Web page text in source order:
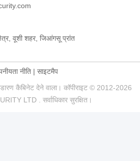
वूशी शहर, जिआंगसू प्रांत
नीति | साइटमैप
कैबिनेट देने वाला। कॉपीराइट © 2012-2026
LTD . सर्वाधिकार सुरक्षित।